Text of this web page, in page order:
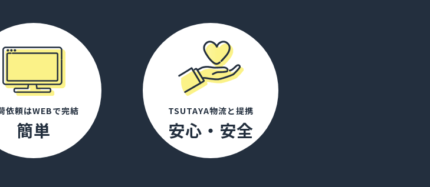
依頼はWEBで完結
簡単
TSUTAYA物流と提携
安心・安全